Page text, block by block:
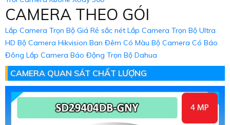
CAMERA THEO GÓI
Lắp Camera Trọn Bộ Giá Rẻ sắc nét Lắp Camera Trọn Bộ Ultra
HD Bộ Camera Hikvision Ban Đêm Có Màu Bộ Camera Có Báo
Đông Lắp Camera Báo Động Trọn Bộ Dahua
CAMERA QUAN SÁT CHẤT LƯỢNG